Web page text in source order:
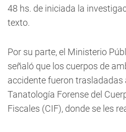
48 hs. de iniciada la
texto.
Por su parte, el Ministerio
señaló que los cuerpos de
accidente fueron trasladadas
Tanatología Forense del
Fiscales (CIF), donde se les